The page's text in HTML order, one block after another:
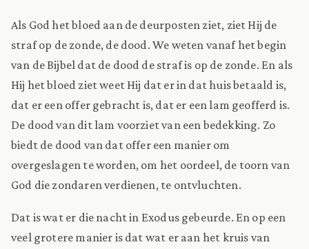
Als God het bloed aan de deurposten ziet, ziet Hij de
straf op de zonde, de dood. We weten vanaf het begin
van de Bijbel dat de dood de straf is op de zonde. En als
Hij het bloed ziet weet Hij dat er in dat huis betaald is,
dat er een offer gebracht is, dat er een lam geofferd is.
De dood van dit lam voorziet van een bedekking. Zo
biedt de dood van dat offer een manier om
overgeslagen te worden, om het oordeel, de toorn van
God die zondaren verdienen, te ontvluchten.
Dat is wat er die nacht in Exodus gebeurde. En op een
veel grotere manier is dat wat er aan het kruis van